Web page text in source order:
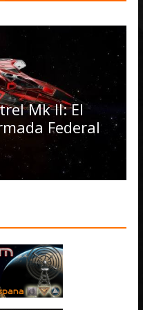
Noticias
Elite
actualización
Operations,
numerosas
4 julio, 2026